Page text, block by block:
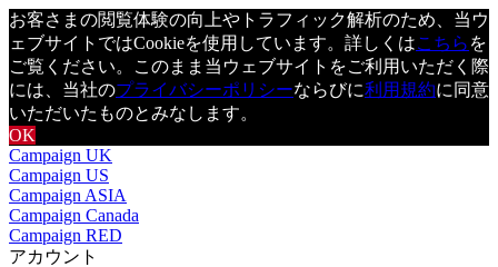
お客さまの閲覧体験の向上やトラフィック解析のため、当ウ
ェブサイトではCookieを使用しています。詳しくはこちら を
ご覧ください。このまま当ウェブサイトをご利用いただく際
には、当社のプライバシーポリシーならびに利用規約に同意
いただいたものとみなします。
OK
Campaign UK
Campaign US
Campaign ASIA
Campaign Canada
Campaign RED
アカウント